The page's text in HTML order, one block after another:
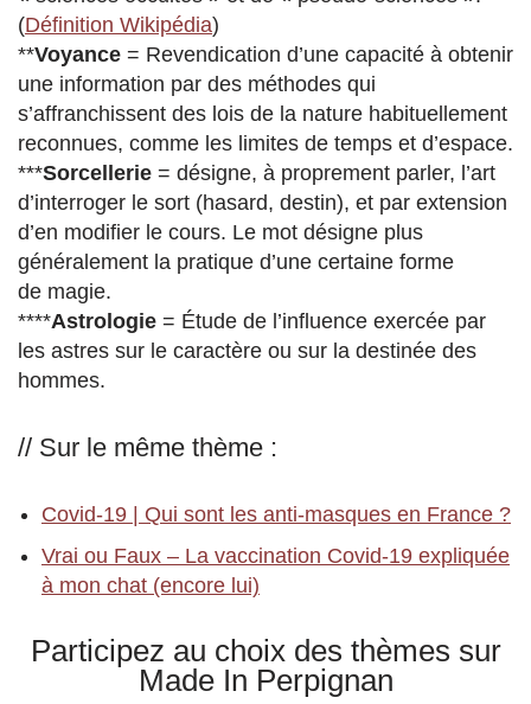
(Définition Wikipédia)
**Voyance = Revendication d’une capacité à obtenir
une information par des méthodes qui
s’affranchissent des lois de la nature habituellement
reconnues, comme les limites de temps et d’espace.
***Sorcellerie = désigne, à proprement parler, l’art
d’interroger le sort (hasard, destin), et par extension
d’en modifier le cours. Le mot désigne plus
généralement la pratique d’une certaine forme
de magie.
****Astrologie = Étude de l’influence exercée par
les astres sur le caractère ou sur la destinée des
hommes.
// Sur le même thème :
Covid-19 | Qui sont les anti-masques en France ?
Vrai ou Faux – La vaccination Covid-19 expliquée
à mon chat (encore lui)
Participez au choix des thèmes sur
Made In Perpignan